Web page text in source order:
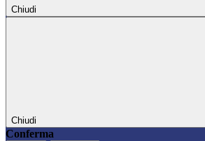
Chiudi
Chiudi
Conferma